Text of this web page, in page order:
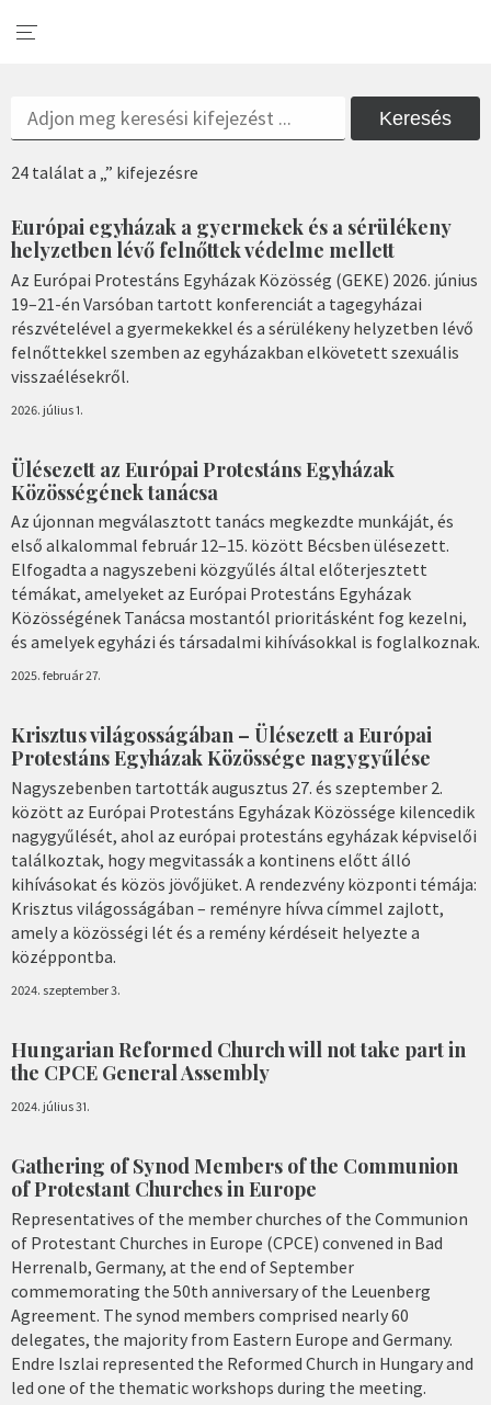
Keresés
24 találat a „” kifejezésre
Európai egyházak a gyermekek és a sérülékeny
helyzetben lévő felnőttek védelme mellett
Az Európai Protestáns Egyházak Közösség (GEKE) 2026. június
19–21-én Varsóban tartott konferenciát a tagegyházai
részvételével a gyermekekkel és a sérülékeny helyzetben lévő
felnőttekkel szemben az egyházakban elkövetett szexuális
visszaélésekről.
2026. július 1.
Ülésezett az Európai Protestáns Egyházak
Közösségének tanácsa
Az újonnan megválasztott tanács megkezdte munkáját, és
első alkalommal február 12–15. között Bécsben ülésezett.
Elfogadta a nagyszebeni közgyűlés által előterjesztett
témákat, amelyeket az Európai Protestáns Egyházak
Közösségének Tanácsa mostantól prioritásként fog kezelni,
és amelyek egyházi és társadalmi kihívásokkal is foglalkoznak.
2025. február 27.
Krisztus világosságában – Ülésezett a Európai
Protestáns Egyházak Közössége nagygyűlése
Nagyszebenben tartották augusztus 27. és szeptember 2.
között az Európai Protestáns Egyházak Közössége kilencedik
nagygyűlését, ahol az európai protestáns egyházak képviselői
találkoztak, hogy megvitassák a kontinens előtt álló
kihívásokat és közös jövőjüket. A rendezvény központi témája:
Krisztus világosságában – reményre hívva címmel zajlott,
amely a közösségi lét és a remény kérdéseit helyezte a
középpontba.
2024. szeptember 3.
Hungarian Reformed Church will not take part in
the CPCE General Assembly
2024. július 31.
Gathering of Synod Members of the Communion
of Protestant Churches in Europe
Representatives of the member churches of the Communion
of Protestant Churches in Europe (CPCE) convened in Bad
Herrenalb, Germany, at the end of September
commemorating the 50th anniversary of the Leuenberg
Agreement. The synod members comprised nearly 60
delegates, the majority from Eastern Europe and Germany.
Endre Iszlai represented the Reformed Church in Hungary and
led one of the thematic workshops during the meeting.